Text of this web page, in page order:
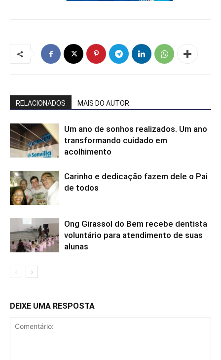
RELACIONADOS MAIS DO AUTOR
Um ano de sonhos realizados. Um ano
transformando cuidado em
acolhimento
Carinho e dedicação fazem dele o Pai
de todos
Ong Girassol do Bem recebe dentista
voluntário para atendimento de suas
alunas
DEIXE UMA RESPOSTA